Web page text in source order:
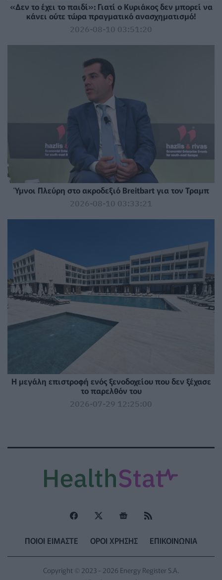
«Δεν το έχει το παιδί»: Γιατί ο Κυριάκος δεν μπορεί να
κάνει ούτε τώρα πραγματικό ανασχηματισμό!
2026-08-10 03:51:20
Ύμνοι Πλεύρη στο ακροδεξιό Breitbart για τον Τραμπ
2026-08-10 03:33:21
Η μεγάλη επιστροφή ενός ξενοδοχείου που δεν ξέχασε
το παρελθόν του
2026-07-29 12:25:00
ΠΟΙΟΙ ΕΙΜΑΣΤΕ ΟΡΟΙ ΧΡΗΣΗΣ ΕΠΙΚΟΙΝΩΝΙΑ
Copyright © 2023 - 2026 Energy Register S.A.